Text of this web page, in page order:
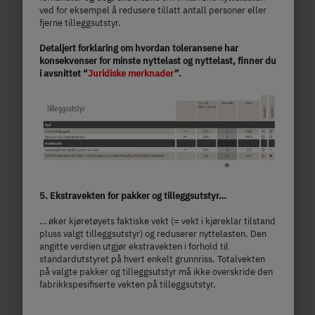
kr 1 078 000,–
Pris fraa)
2 - 5 personer
Sengeplasser
7.4 m
lengde
3,499 kg
Teknisk tillatt totalvekt
Velg modell
ved for eksempel å redusere tillatt antall personer eller
fjerne tilleggsutstyr.
Detaljert forklaring om hvordan toleransene har
konsekvenser for minste nyttelast og nyttelast, finner du
i avsnittet “Juridiske merknader”.
5. Ekstravekten for pakker og tilleggsutstyr…
… øker kjøretøyets faktiske vekt (= vekt i kjøreklar tilstand
pluss valgt tilleggsutstyr) og reduserer nyttelasten. Den
angitte verdien utgjør ekstravekten i forhold til
standardutstyret på hvert enkelt grunnriss. Totalvekten
på valgte pakker og tilleggsutstyr må ikke overskride den
fabrikkspesifiserte vekten på tilleggsutstyr.